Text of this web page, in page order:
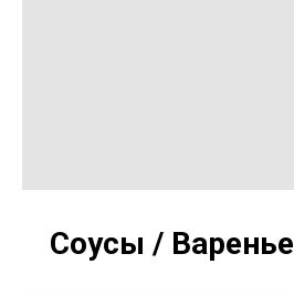
Соусы /